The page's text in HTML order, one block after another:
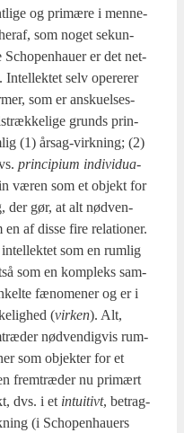
og pri­mæ­re i men­ne­
som noget sekun­
Scho­pen­hau­er er det net­
selv ope­re­rer
som er ansku­el­ses­
grunds prin­
(1) årsag-virk­ning; (2)
prin­ci­pi­um indi­vi­du­a­
væren som et objekt for
der gør, at alt nød­ven­
af dis­se fire rela­tio­ner.
som en rum­lig
som en kom­pleks sam­
fæno­me­ner og er i
(vir­ken). Alt,
nød­ven­dig­vis rum­
som objek­ter for et
frem­træ­der nu pri­mært
dvs. i et intu­i­tivt, betrag­
(i Scho­pen­hau­ers